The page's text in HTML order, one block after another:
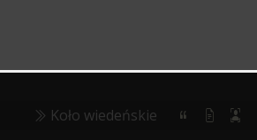
Koło wiedeńskie